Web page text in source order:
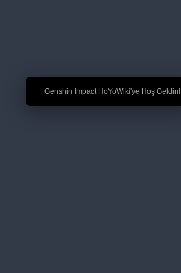
🎉 Genshin Impact HoYoWiki'ye Hoş Geldin!